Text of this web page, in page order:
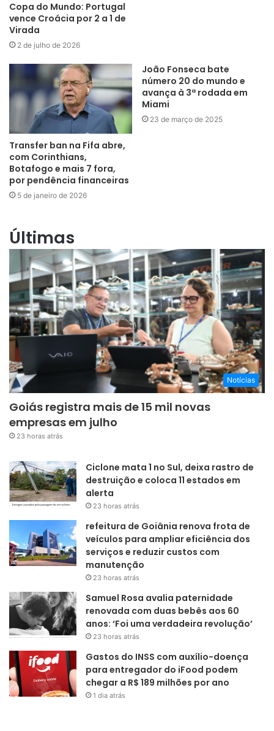
Copa do Mundo: Portugal
vence Croácia por 2 a 1 de
Virada
2 de julho de 2026
Transfer ban na Fifa abre,
com Corinthians,
Botafogo e mais 7 fora,
por pendência financeiras
5 de janeiro de 2026
João Fonseca bate
número 20 do mundo e
avança à 3ª rodada em
Miami
23 de março de 2025
Últimas
Notícias
Goiás registra mais de 15 mil novas
empresas em julho
23 horas atrás
Ciclone mata 1 no Sul, deixa rastro de
destruição e coloca 11 estados em
alerta
23 horas atrás
refeitura de Goiânia renova frota de
veículos para ampliar eficiência dos
serviços e reduzir custos com
manutenção
23 horas atrás
Samuel Rosa avalia paternidade
renovada com duas bebês aos 60
anos: ‘Foi uma verdadeira revolução’
23 horas atrás
Gastos do INSS com auxílio-doença
para entregador do iFood podem
chegar a R$ 189 milhões por ano
1 dia atrás